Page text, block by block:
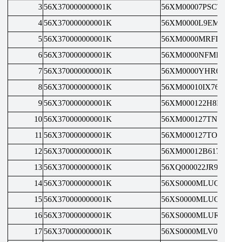
3 56X370000000001K
4 56X370000000001K
5 56X370000000001K
6 56X370000000001K
7 56X370000000001K
8 56X370000000001K
9 56X370000000001K
10 56X370000000001K
11 56X370000000001K
12 56X370000000001K
13 56X370000000001K
14 56X370000000001K
15 56X370000000001K
16 56X370000000001K
17 56X370000000001K